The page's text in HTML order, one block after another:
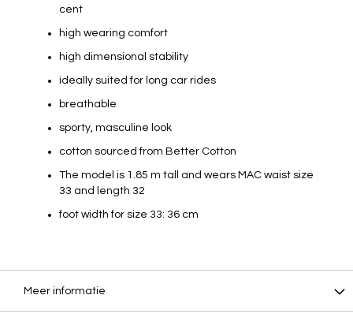
cent
high wearing comfort
high dimensional stability
ideally suited for long car rides
breathable
sporty, masculine look
cotton sourced from Better Cotton
The model is 1.85 m tall and wears MAC waist size
33 and length 32
foot width for size 33: 36 cm
Meer informatie